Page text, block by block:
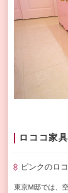
ロココ家
ピンクのロ
東京M邸では、